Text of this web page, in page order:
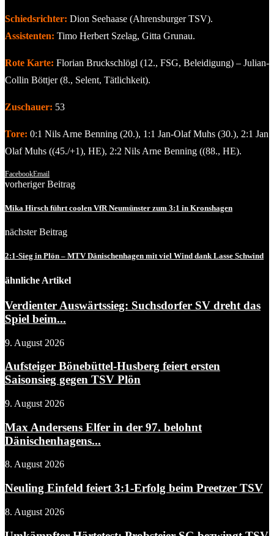
Schiedsrichter: Dion Seehaase (Ahrensburger TSV).
Assistenten: Timo Herbert Szelag, Gitta Grunau.
Rote Karte: Florian Bruckschlögl (12., FSG, Beleidigung) – Julian-
Collin Böttjer (8., Selent, Tätlichkeit).
Zuschauer: 53
Tore: 0:1 Nils Arne Benning (20.), 1:1 Jan-Olaf Muhs (30.), 2:1 Jan
Olaf Muhs ((45./+1), HE), 2:2 Nils Arne Benning ((88., HE).
FacebookEmail
vorheriger Beitrag
Mika Hirsch führt coolen VfR Neumünster zum 3:1 in Kronshagen
nächster Beitrag
2:1-Sieg in Plön – MTV Dänischenhagen mit viel Wind dank Lasse Schwind
ähnliche Artikel
Verdienter Auswärtssieg: Suchsdorfer SV dreht das
Spiel beim...
9. August 2026
Aufsteiger Bönebüttel-Husberg feiert ersten
Saisonsieg gegen TSV Plön
9. August 2026
Max Andersens Elfer in der 97. belohnt
Dänischenhagens...
8. August 2026
Neuling Einfeld feiert 3:1-Erfolg beim Preetzer TSV
8. August 2026